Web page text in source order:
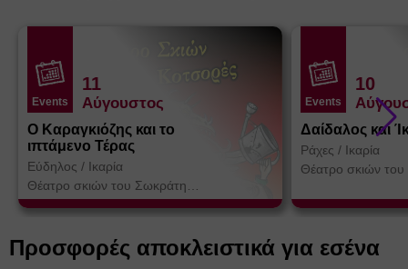
Events
11
Αύγουστος
Ο Καραγκιόζης και το
ιπτάμενο Τέρας
Εύδηλος / Ικαρία
Θέατρο σκιών του Σωκράτη
Κοτσορέ
Events
10
Δαίδαλος και
Ράχες / Ικαρία
Θέατρο σκιών
Προσφορές αποκλειστικά για εσένα